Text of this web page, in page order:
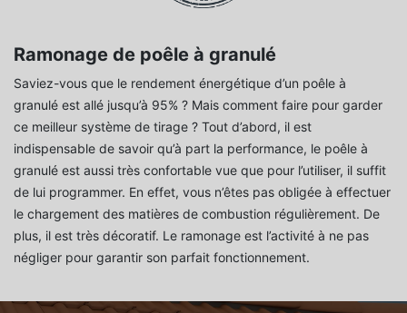
Ramonage de poêle à granulé
Saviez-vous que le rendement énergétique d’un poêle à
granulé est allé jusqu’à 95% ? Mais comment faire pour garder
ce meilleur système de tirage ? Tout d’abord, il est
indispensable de savoir qu’à part la performance, le poêle à
granulé est aussi très confortable vue que pour l’utiliser, il suffit
de lui programmer. En effet, vous n’êtes pas obligée à effectuer
le chargement des matières de combustion régulièrement. De
plus, il est très décoratif. Le ramonage est l’activité à ne pas
négliger pour garantir son parfait fonctionnement.